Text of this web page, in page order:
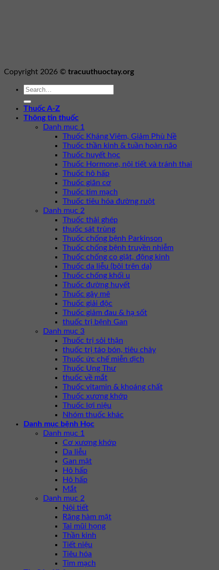
Copyright 2026 © tracuuthuoctay.org
Thuốc A-Z
Thông tin thuốc
Danh mục 1
Thuốc Kháng Viêm, Giảm Phù Nề
Thuốc thần kinh & tuần hoàn não
Thuốc huyết học
Thuốc Hormone, nội tiết và tránh thai
Thuốc hô hấp
Thuốc giãn cơ
Thuốc tim mạch
Thuốc tiêu hóa đường ruột
Danh mục 2
Thuốc thải ghép
thuốc sát trùng
Thuốc chống bệnh Parkinson
Thuốc chống bệnh truyền nhiễm
Thuốc chống co giật, động kinh
Thuốc da liễu (bôi trên da)
Thuốc chống khối u
Thuốc đường huyết
Thuốc gây mê
Thuốc giải độc
Thuốc giảm đau & hạ sốt
thuốc trị bệnh Gan
Danh mục 3
Thuốc trị sỏi thận
thuốc trị táo bón, tiêu chảy
Thuốc ức chế miễn dịch
Thuốc Ung Thư
thuốc về mắt
Thuốc vitamin & khoáng chất
Thuốc xương khớp
Thuốc lợi niệu
Nhóm thuốc khác
Danh mục bệnh Học
Danh mục 1
Cơ xương khớp
Da liễu
Gan mật
Hô hấp
Hô hấp
Mắt
Danh mục 2
Nội tiết
Răng hàm mặt
Tai mũi họng
Thần kinh
Tiết niệu
Tiêu hóa
Tim mạch